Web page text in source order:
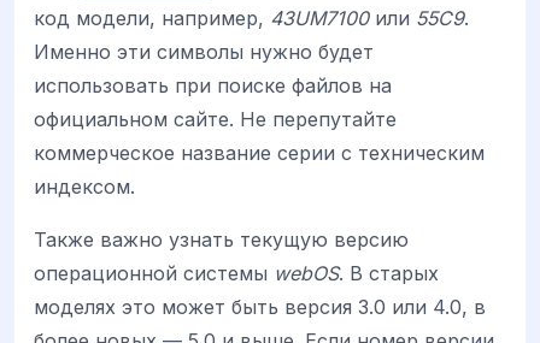
код модели, например, 43UM7100или 55C9.
Именно эти символы нужно будет
использовать при поиске файлов на
официальном сайте. Не перепутайте
коммерческое название серии с техническим
индексом.
Также важно узнать текущую версию
операционной системы webOS. В старых
моделях это может быть версия 3.0 или 4.0, в